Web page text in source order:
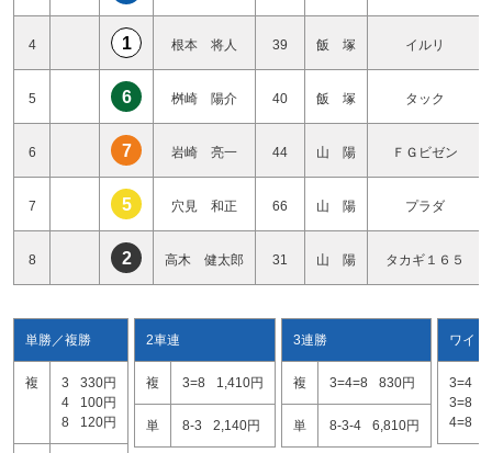
4 1 根本 将人 39 飯 塚 イルリ
5 6 桝崎 陽介 40 飯 塚 タック
6 7 岩崎 亮一 44 山 陽 ＦＧビゼン
7 5 穴見 和正 66 山 陽 プラダ
8 2 高木 健太郎 31 山 陽 タカギ１６５
単勝／複勝
複 3
330円
4
100円
8
120円
2車連
複 3=8 1,410円
単 8-3 2,140円
3連勝
複 3=4=8 830円
単 8-3-4 6,810円
ワイド
3=4
3=8
4=8